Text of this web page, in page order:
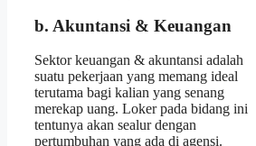
b. Akuntansi & Keuangan
Sektor keuangan & akuntansi adalah
suatu pekerjaan yang memang ideal
terutama bagi kalian yang senang
merekap uang. Loker pada bidang ini
tentunya akan sealur dengan
pertumbuhan yang ada di agensi.